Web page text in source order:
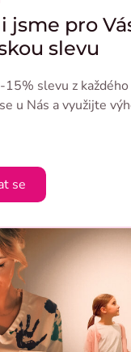
jsme pro
slevu
slevu z každého
u Nás a využijte
se